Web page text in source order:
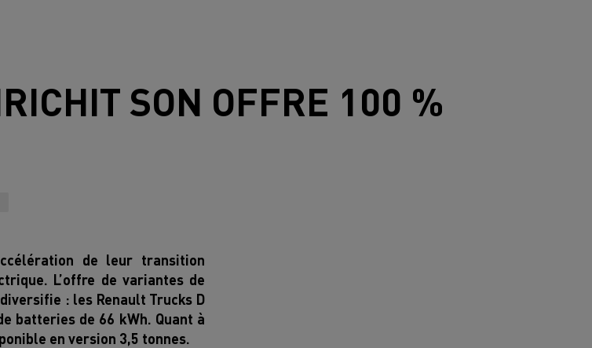
SON OFFRE 100 %
de leur transition
L’offre de variantes de
: les Renault Trucks D
batteries de 66 kWh. Quant à
en version 3,5 tonnes.